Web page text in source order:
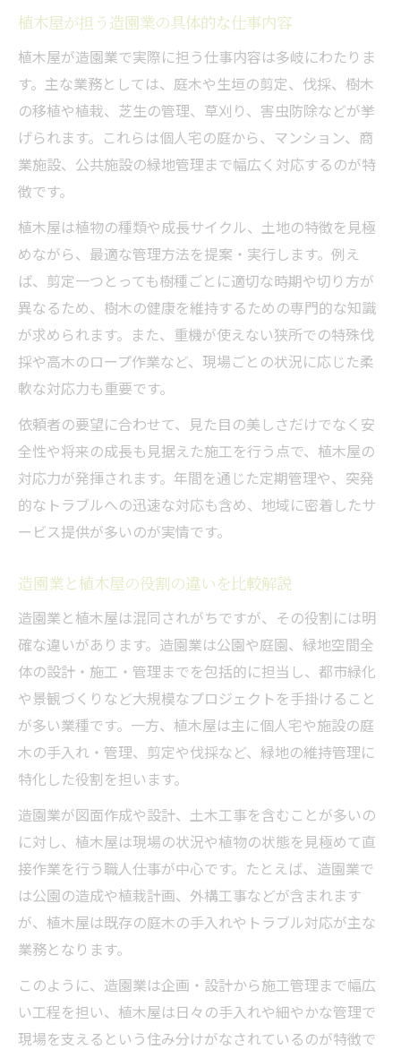
造園業界で植木屋が評価される人材像
植木屋志望者が磨くべき強みと能力
植木屋経験者が語る造園業の魅力と現実
造園業と植木屋の将来性を多角的に考察
造園業で植木屋として歩む安定キャリア
植木屋を通じて感じる造園業界の変化
転職希望者が知りたい造園業界の実情
植木屋転職で知るべき造園業界の現状
造園業界で植木屋が直面する課題と対策
植木屋の働き方改革と造園業界の動向
植木屋転職で後悔しない業界情報まとめ
造園業と園芸サービス業の違いを解説
植木屋の視点で見る造園業と園芸サービス
造園業と園芸サービス業の業務内容比較
い
造園業・植木屋・園芸サービスの選び方
植木屋が知るべき園芸サービス業の特徴
資格や経験から考える植木屋の働き方
植木屋で活かせる造園業の資格と経験
造園業で植木屋に求められる資格一覧
植木屋として成長するための経験の積み方
資格取得で広がる植木屋のキャリアパス
植木屋が担う造園業の具体的な仕事内容
植木屋が造園業で実際に担う仕事内容は多岐にわたりま
す。主な業務としては、庭木や生垣の剪定、伐採、樹木
の移植や植栽、芝生の管理、草刈り、害虫防除などが挙
げられます。これらは個人宅の庭から、マンション、商
業施設、公共施設の緑地管理まで幅広く対応するのが特
徴です。
植木屋は植物の種類や成長サイクル、土地の特徴を見極
めながら、最適な管理方法を提案・実行します。例え
ば、剪定一つとっても樹種ごとに適切な時期や切り方が
異なるため、樹木の健康を維持するための専門的な知識
が求められます。また、重機が使えない狭所での特殊伐
採や高木のロープ作業など、現場ごとの状況に応じた柔
軟な対応力も重要です。
依頼者の要望に合わせて、見た目の美しさだけでなく安
全性や将来の成長も見据えた施工を行う点で、植木屋の
対応力が発揮されます。年間を通じた定期管理や、突発
的なトラブルへの迅速な対応も含め、地域に密着したサ
ービス提供が多いのが実情です。
造園業と植木屋の役割の違いを比較解説
造園業と植木屋は混同されがちですが、その役割には明
確な違いがあります。造園業は公園や庭園、緑地空間全
体の設計・施工・管理までを包括的に担当し、都市緑化
や景観づくりなど大規模なプロジェクトを手掛けること
が多い業種です。一方、植木屋は主に個人宅や施設の庭
木の手入れ・管理、剪定や伐採など、緑地の維持管理に
特化した役割を担います。
造園業が図面作成や設計、土木工事を含むことが多いの
に対し、植木屋は現場の状況や植物の状態を見極めて直
接作業を行う職人仕事が中心です。たとえば、造園業で
は公園の造成や植栽計画、外構工事などが含まれます
が、植木屋は既存の庭木の手入れやトラブル対応が主な
業務となります。
このように、造園業は企画・設計から施工管理まで幅広
い工程を担い、植木屋は日々の手入れや細やかな管理で
現場を支えるという住み分けがなされているのが特徴で